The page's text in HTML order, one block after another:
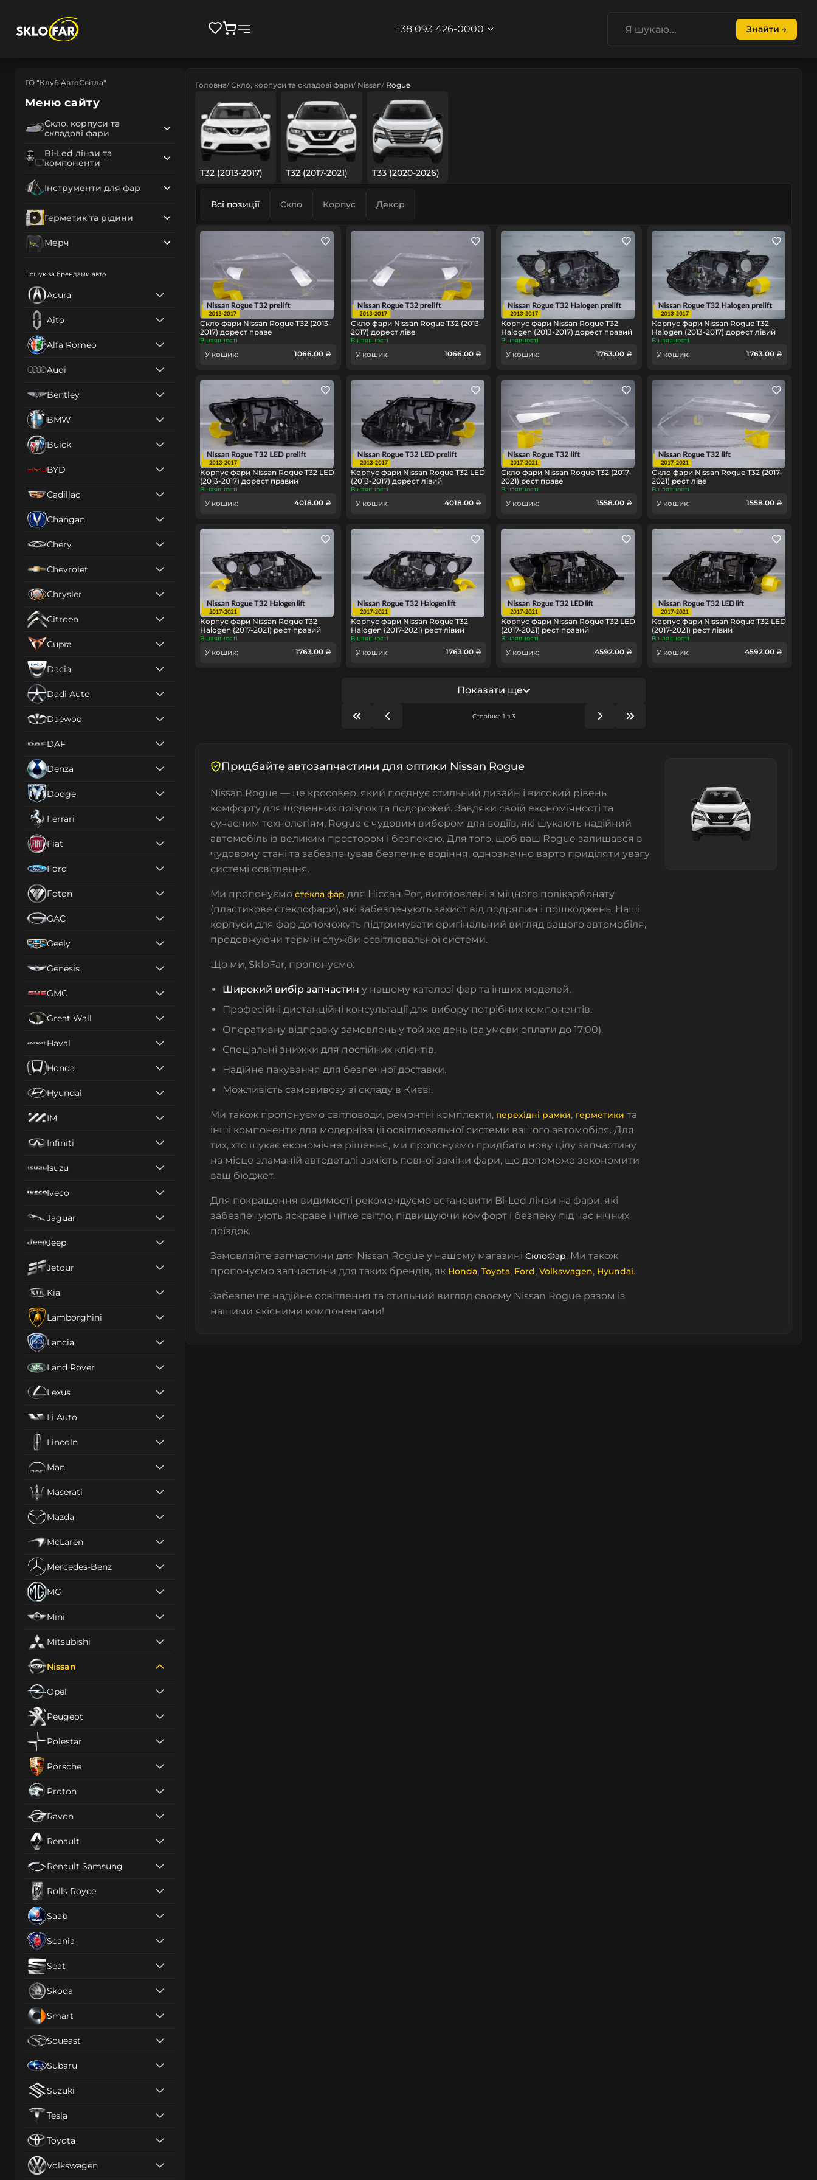
+38 093 426-0000 Знайти →
ГО "Клуб АвтоСвітла"
Меню сайту
Скло, корпуси та
складові фари
Bi-Led лінзи та
компоненти
Інструменти для фар
Герметик та рідини
Мерч
Пошук за брендами авто
Acura
Aito
Alfa Romeo
Audi
Bentley
BMW
Buick
BYD
Cadillac
Changan
Chery
Chevrolet
Chrysler
Citroen
Cupra
Dacia
Dadi Auto
Daewoo
DAF
Denza
Dodge
Ferrari
Fiat
Ford
Foton
GAC
Geely
Genesis
GMC
Great Wall
Haval
Honda
Hyundai
IM
Infiniti
Isuzu
Iveco
Jaguar
Jeep
Jetour
Kia
Lamborghini
Lancia
Land Rover
Lexus
Li Auto
Lincoln
Man
Maserati
Mazda
McLaren
Mercedes-Benz
MG
Mini
Mitsubishi
Nissan
Opel
Peugeot
Polestar
Porsche
Proton
Ravon
Renault
Renault Samsung
Rolls Royce
Saab
Scania
Seat
Skoda
Smart
Soueast
Subaru
Suzuki
Tesla
Toyota
Volkswagen
Головна Скло, корпуси та складові фари Nissan Rogue
T32 (2013-2017) T32 (2017-2021) T33 (2020-2026)
Всі позиції Скло Корпус Декор
Скло фари Nissan Rogue T32 (2013-
2017) дорест праве
В наявності
У кошик: 1066.00 ₴
Скло фари Nissan Rogue T32 (2013-
2017) дорест ліве
В наявності
У кошик: 1066.00 ₴
Корпус фари Nissan Rogue T32
Halogen (2013-2017) дорест правий
В наявності
У кошик: 1763.00 ₴
Корпус фари Nissan Rogue T32
Halogen (2013-2017) дорест лівий
В наявності
У кошик: 1763.00 ₴
Корпус фари Nissan Rogue T32 LED
(2013-2017) дорест правий
В наявності
У кошик: 4018.00 ₴
Корпус фари Nissan Rogue T32 LED
(2013-2017) дорест лівий
В наявності
У кошик: 4018.00 ₴
Скло фари Nissan Rogue T32 (2017-
2021) рест праве
В наявності
У кошик: 1558.00 ₴
Скло фари Nissan Rogue T32 (2017-
2021) рест ліве
В наявності
У кошик: 1558.00 ₴
Корпус фари Nissan Rogue T32
Halogen (2017-2021) рест правий
В наявності
У кошик: 1763.00 ₴
Корпус фари Nissan Rogue T32
Halogen (2017-2021) рест лівий
В наявності
У кошик: 1763.00 ₴
Корпус фари Nissan Rogue T32 LED
(2017-2021) рест правий
В наявності
У кошик: 4592.00 ₴
Корпус фари Nissan Rogue T32 LED
(2017-2021) рест лівий
В наявності
У кошик: 4592.00 ₴
Показати ще
Сторінка 1 з 3
Придбайте автозапчастини для оптики Nissan Rogue
Nissan Rogue — це кросовер, який поєднує стильний дизайн і високий рівень
комфорту для щоденних поїздок та подорожей. Завдяки своїй економічності та
сучасним технологіям, Rogue є чудовим вибором для водіїв, які шукають надійний
автомобіль із великим простором і безпекою. Для того, щоб ваш Rogue залишався в
чудовому стані та забезпечував безпечне водіння, однозначно варто приділяти увагу
системі освітлення.
Ми пропонуємо стекла фар для Ніссан Рог, виготовлені з міцного полікарбонату
(пластикове стеклофари), які забезпечують захист від подряпин і пошкоджень. Наші
корпуси для фар допоможуть підтримувати оригінальний вигляд вашого автомобіля,
продовжуючи термін служби освітлювальної системи.
Що ми, SkloFar, пропонуємо:
Широкий вибір запчастин у нашому каталозі фар та інших моделей.
Професійні дистанційні консультації для вибору потрібних компонентів.
Оперативну відправку замовлень у той же день (за умови оплати до 17:00).
Спеціальні знижки для постійних клієнтів.
Надійне пакування для безпечної доставки.
Можливість самовивозу зі складу в Києві.
Ми також пропонуємо світловоди, ремонтні комплекти, перехідні рамки, герметики та
інші компоненти для модернізації освітлювальної системи вашого автомобіля. Для
тих, хто шукає економічне рішення, ми пропонуємо придбати нову цілу запчастину
на місце зламаній автодеталі замість повної заміни фари, що допоможе зекономити
ваш бюджет.
Для покращення видимості рекомендуємо встановити Bi-Led лінзи на фари, які
забезпечують яскраве і чітке світло, підвищуючи комфорт і безпеку під час нічних
поїздок.
Замовляйте запчастини для Nissan Rogue у нашому магазині СклоФар. Ми також
пропонуємо запчастини для таких брендів, як Honda, Toyota, Ford, Volkswagen, Hyundai.
Забезпечте надійне освітлення та стильний вигляд своєму Nissan Rogue разом із
нашими якісними компонентами!